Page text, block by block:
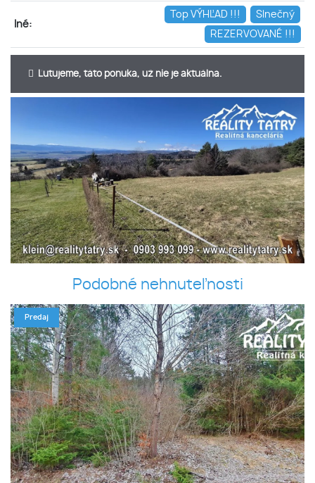
Iné:
Top VÝHĽAD !!!
Slnečný
REZERVOVANÉ !!!
Ľutujeme, táto ponuka, už nie je aktuálna.
Podobné nehnuteľnosti
Predaj